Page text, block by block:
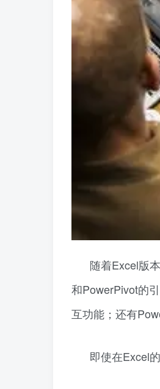
随着Excel版
和PowerPivot的
互功能；还有
即使在Excel